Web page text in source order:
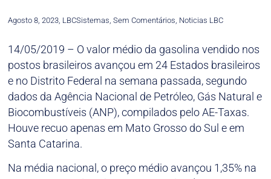
Agosto 8, 2023, LBCSistemas, Sem Comentários, Noticias LBC
14/05/2019 – O valor médio da gasolina vendido nos
postos brasileiros avançou em 24 Estados brasileiros
e no Distrito Federal na semana passada, segundo
dados da Agência Nacional de Petróleo, Gás Natural e
Biocombustíveis (ANP), compilados pelo AE-Taxas.
Houve recuo apenas em Mato Grosso do Sul e em
Santa Catarina.
Na média nacional, o preço médio avançou 1,35% na